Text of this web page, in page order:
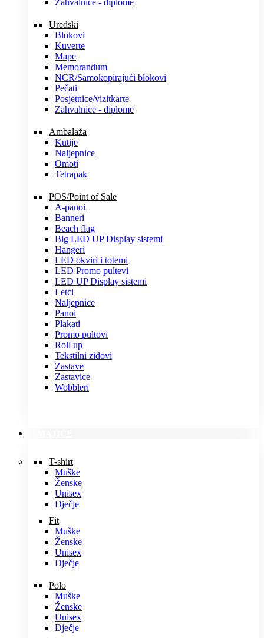
Zahvalnice - diplome
Uredski
Blokovi
Kuverte
Mape
Memorandum
NCR/Samokopirajući blokovi
Pečati
Posjetnice/vizitkarte
Zahvalnice - diplome
Ambalaža
Kutije
Naljepnice
Omoti
Tetrapak
POS/Point of Sale
A-panoi
Banneri
Beach flag
Big LED UP Display sistemi
Hangeri
LED okviri i totemi
LED Promo pultevi
LED UP Display sistemi
Letci
Naljepnice
Panoi
Plakati
Promo pultovi
Roll up
Tekstilni zidovi
Zastave
Zastavice
Wobbleri
T-shirt
Muške
Ženske
Unisex
Dječje
Fit
Muške
Ženske
Unisex
Dječje
Polo
Muške
Ženske
Unisex
Dječje